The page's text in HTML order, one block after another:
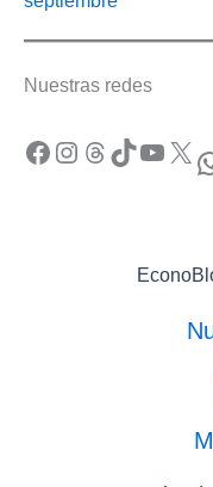
Nuestras redes
Facebook Instagram Threads TikTok YouTube X WhatsApp